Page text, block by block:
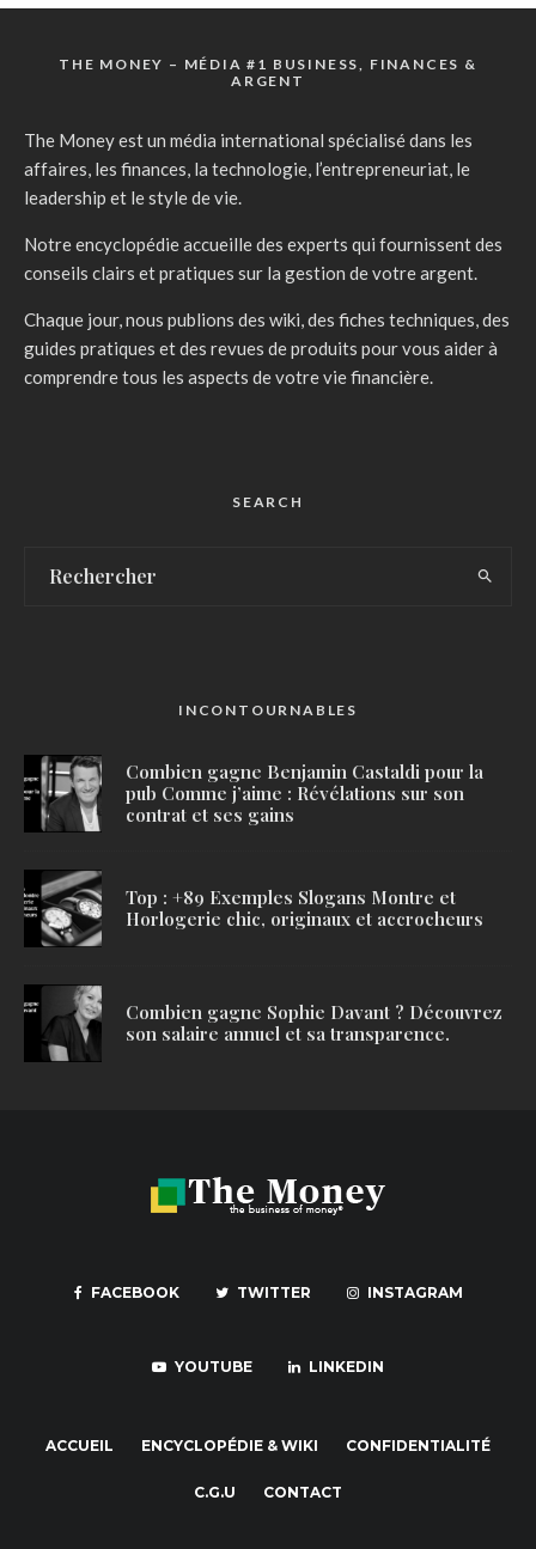
THE MONEY – MÉDIA #1 BUSINESS, FINANCES &
ARGENT
The Money est un média international spécialisé dans les
affaires, les finances, la technologie, l’entrepreneuriat, le
leadership et le style de vie.
Notre encyclopédie accueille des experts qui fournissent des
conseils clairs et pratiques sur la gestion de votre argent.
Chaque jour, nous publions des wiki, des fiches techniques, des
guides pratiques et des revues de produits pour vous aider à
comprendre tous les aspects de votre vie financière.
SEARCH
INCONTOURNABLES
Combien gagne Benjamin Castaldi pour la
pub Comme j’aime : Révélations sur son
contrat et ses gains
Top : +89 Exemples Slogans Montre et
Horlogerie chic, originaux et accrocheurs
Combien gagne Sophie Davant ? Découvrez
son salaire annuel et sa transparence.
FACEBOOK TWITTER INSTAGRAM
YOUTUBE LINKEDIN
ACCUEIL ENCYCLOPÉDIE & WIKI CONFIDENTIALITÉ
C.G.U CONTACT